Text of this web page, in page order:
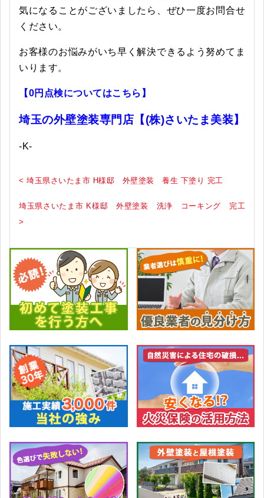
気になることがございましたら、ぜひ一度お問合せ
ください。
お客様のお悩みがいち早く解決できるよう努めてま
いります。
【0円点検についてはこちら】
埼玉の外壁塗装専門店【(株)さいたま美装】
-K-
< 埼玉県さいたま市 H様邸 外壁塗装 養生 下塗り 完工
埼玉県さいたま市 K様邸 外壁塗装 洗浄 コーキング 完工
>